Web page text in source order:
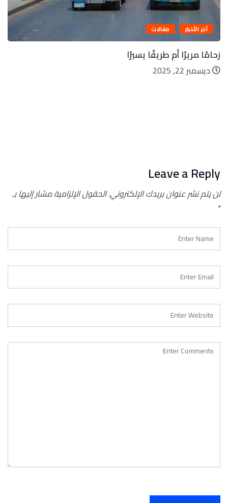
آخر الأخبار مقالات
زحامًا مريرًا أم طريقًا يسيرًا
ديسمبر 22, 2025
Leave a Reply
لن يتم نشر عنوان بريدك الإلكتروني.الحقول الإلزامية مشار إليها بـ
*